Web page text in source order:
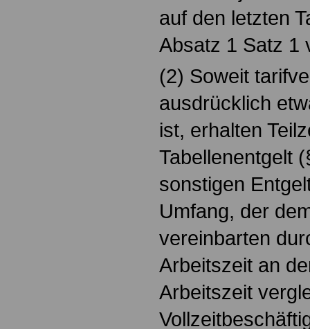
auf den letzten
Absatz 1 Satz 1
(2) Soweit
ausdrücklich
ist, erhalten
Tabellenentgelt
sonstigen
Umfang, der
vereinbarten
Arbeitszeit an
Arbeitszeit